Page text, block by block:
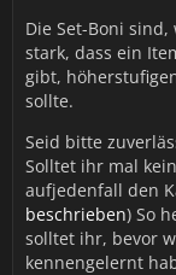
Die Set-Boni
stark, dass ein
gibt,
sollte.
Seid bitte
Solltet ihr mal
aufjedenfall den
beschrieben) So
solltet ihr, bevor
kennengelernt